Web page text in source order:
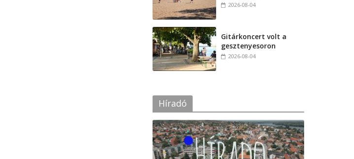
2026-08-04
Gitárkoncert volt a
gesztenyesoron
2026-08-04
Híradó